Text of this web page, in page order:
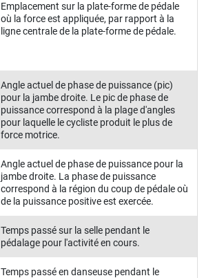
Emplacement sur la plate-forme de pédale
où la force est appliquée, par rapport à la
ligne centrale de la plate-forme de pédale.
Angle actuel de phase de puissance (pic)
pour la jambe droite. Le pic de phase de
puissance correspond à la plage d'angles
pour laquelle le cycliste produit le plus de
force motrice.
Angle actuel de phase de puissance pour la
jambe droite. La phase de puissance
correspond à la région du coup de pédale où
de la puissance positive est exercée.
Temps passé sur la selle pendant le
pédalage pour l'activité en cours.
Temps passé en danseuse pendant le